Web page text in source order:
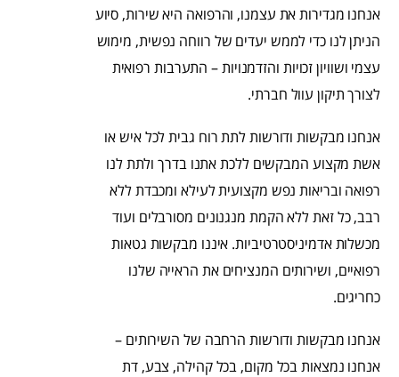
אנחנו מגדירות את עצמנו, והרפואה היא שירות, סיוע
הניתן לנו כדי לממש יעדים של רווחה נפשית, מימוש
עצמי ושוויון זכויות והזדמנויות – התערבות רפואית
לצורך תיקון עוול חברתי.
אנחנו מבקשות ודורשות לתת רוח גבית לכל איש או
אשת מקצוע המבקשים ללכת אתנו בדרך ולתת לנו
רפואה ובריאות נפש מקצועית לעילא ומכבדת ללא
רבב, כל זאת ללא הקמת מנגנונים מסורבלים ועוד
מכשלות אדמיניסטרטיביות. איננו מבקשות גטאות
רפואיים, ושירותים המנציחים את הראייה שלנו
כחריגים.
אנחנו מבקשות ודורשות הרחבה של השירותים –
אנחנו נמצאות בכל מקום, בכל קהילה, צבע, דת